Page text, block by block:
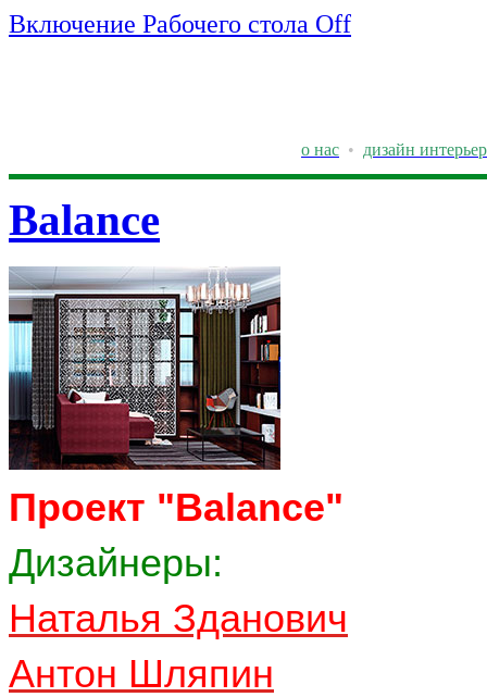
Включение Рабочего стола Off
о нас • дизайн
Balance
Проект "Balance"
Дизайнеры:
Наталья Зданович
Антон Шляпин